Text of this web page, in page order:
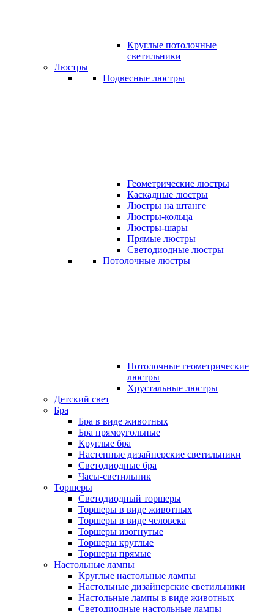
Круглые потолочные
светильники
Люстры
Подвесные люстры
Геометрические люстры
Каскадные люстры
Люстры на штанге
Люстры-кольца
Люстры-шары
Прямые люстры
Светодиодные люстры
Потолочные люстры
Потолочные геометрические
люстры
Хрустальные люстры
Детский свет
Бра
Бра в виде животных
Бра прямоугольные
Круглые бра
Настенные дизайнерские светильники
Светодиодные бра
Часы-светильник
Торшеры
Светодиодный торшеры
Торшеры в виде животных
Торшеры в виде человека
Торшеры изогнутые
Торшеры круглые
Торшеры прямые
Настольные лампы
Круглые настольные лампы
Настольные дизайнерские светильники
Настольные лампы в виде животных
Светодиодные настольные лампы